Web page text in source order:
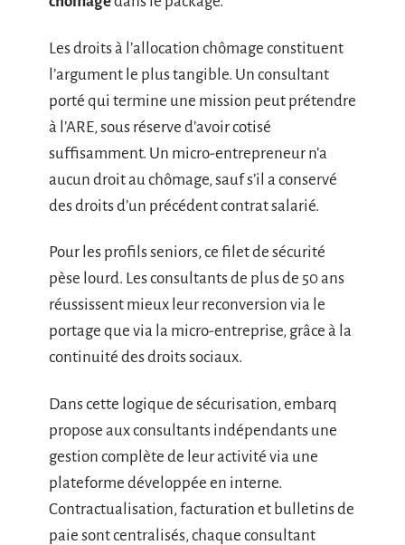
Les droits à l’allocation chômage constituent
l’argument le plus tangible. Un consultant
porté qui termine une mission peut prétendre
à l’ARE, sous réserve d’avoir cotisé
suffisamment. Un micro-entrepreneur n’a
aucun droit au chômage, sauf s’il a conservé
des droits d’un précédent contrat salarié.
Pour les profils seniors, ce filet de sécurité
pèse lourd. Les consultants de plus de 50 ans
réussissent mieux leur reconversion via le
portage que via la micro-entreprise, grâce à la
continuité des droits sociaux.
Dans cette logique de sécurisation, embarq
propose aux consultants indépendants une
gestion complète de leur activité via une
plateforme développée en interne.
Contractualisation, facturation et bulletins de
paie sont centralisés, chaque consultant